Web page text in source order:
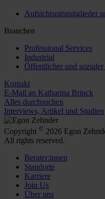
Aufsichtsratsmitglieder
Branchen
Professional Services
Industrial
Öffentlicher und
Kontakt
E-Mail an Katharina Brinck
Alles durchsuchen
Interviews, Artikel und Studien
Copyright © 2026 Egon
All rights reserved.
Berater:innen
Standorte
Karriere
Join Us
Über uns